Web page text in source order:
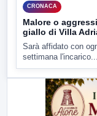
CRONACA
Malore o
giallo di Villa
Sarà affidato con
settimana l'incarico...